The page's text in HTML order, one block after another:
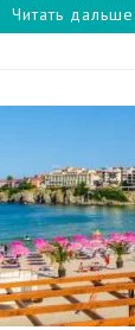
записи:
Читать дальше